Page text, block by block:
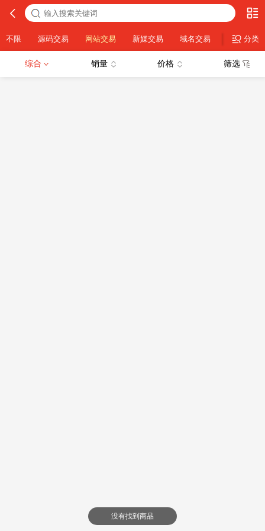
不限 源码交易 网站交易 新媒交易 域名交易 素材交易
分类
综合 销量 价格 筛选
没有找到商品